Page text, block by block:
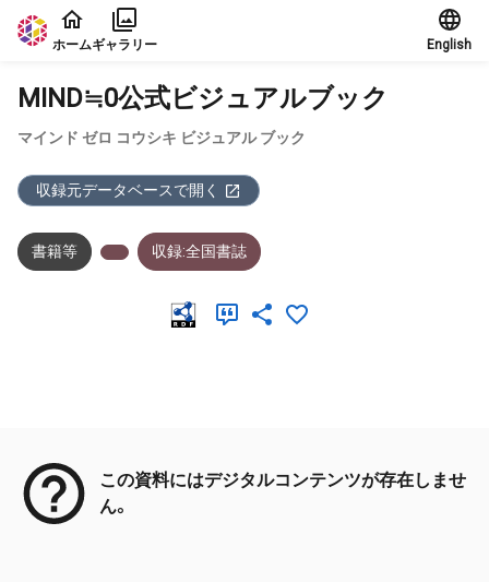
本文に飛ぶ
ホームギャラリー English
MIND≒0公式ビジュアルブック
マインド ゼロ コウシキ ビジュアル ブック
収録元データベースで開く
書籍等 収録:全国書誌
この資料にはデジタルコンテンツが存在しませ
ん。